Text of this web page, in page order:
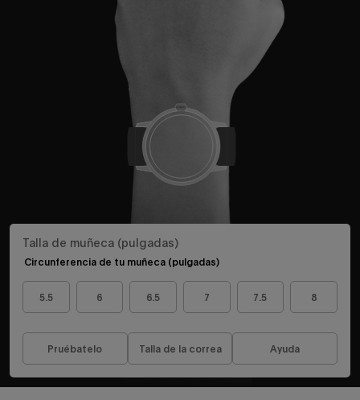
Talla de muñeca (pulgadas)
Circunferencia de tu muñeca (pulgadas)
5.5 6 6.5 7 7.5 8
Pruébatelo Talla de la correa Ayuda